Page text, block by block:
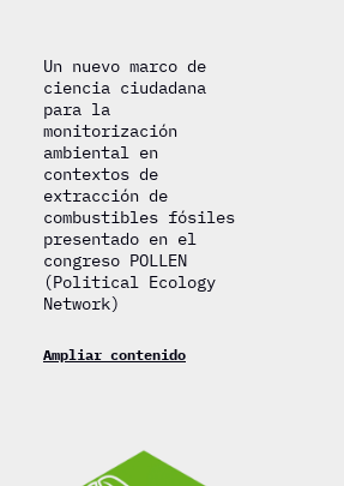
Un nuevo marco de
ciencia ciudadana
para la
monitorización
ambiental en
contextos de
extracción de
combustibles fósiles
presentado en el
congreso POLLEN
(Political Ecology
Network)
Ampliar contenido